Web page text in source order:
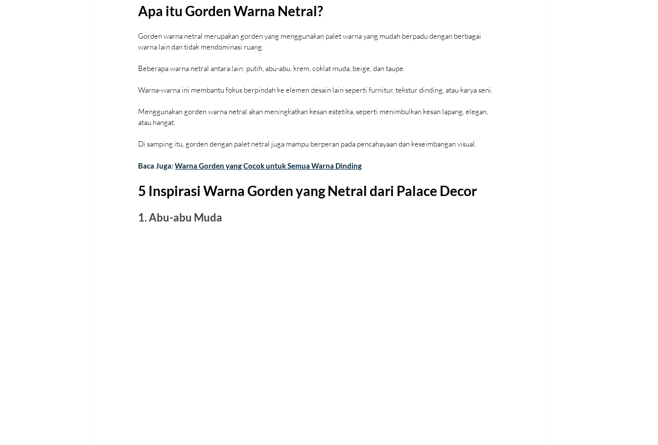
Apa itu Gorden Warna Netral?
Gorden warna netral merupakan gorden yang menggunakan palet warna yang mudah berpadu dengan berbagai
warna lain dan tidak mendominasi ruang.
Beberapa warna netral antara lain: putih, abu-abu, krem, coklat muda, beige, dan taupe.
Warna-warna ini membantu fokus berpindah ke elemen desain lain seperti furnitur, tekstur dinding, atau karya seni.
Menggunakan gorden warna netral akan meningkatkan kesan estetika, seperti menimbulkan kesan lapang, elegan,
atau hangat.
Di samping itu, gorden dengan palet netral juga mampu berperan pada pencahayaan dan keseimbangan visual.
Baca Juga: Warna Gorden yang Cocok untuk Semua Warna Dinding
5 Inspirasi Warna Gorden yang Netral dari Palace Decor
1. Abu-abu Muda